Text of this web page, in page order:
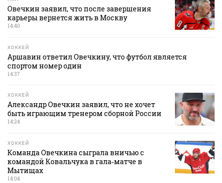
Овечкин заявил, что после завершения
карьеры вернется жить в Москву
14:40
ХОККЕЙ
Аршавин ответил Овечкину, что футбол является
спортом номер один
14:37
ХОККЕЙ
Александр Овечкин заявил, что не хочет
быть играющим тренером сборной России
14:24
ХОККЕЙ
Команда Овечкина сыграла вничью с
командой Ковальчука в гала‑матче в
Мытищах
14:04